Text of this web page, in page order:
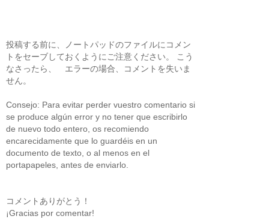
投稿する前に、ノートパッドのファイルにコメン
トをセーブしておくようにご注意ください。 こう
なさったら、 エラーの場合、コメントを失いま
せん。
Consejo: Para evitar perder vuestro comentario si
se produce algún error y no tener que escribirlo
de nuevo todo entero, os recomiendo
encarecidamente que lo guardéis en un
documento de texto, o al menos en el
portapapeles, antes de enviarlo.
コメントありがとう！
¡Gracias por comentar!